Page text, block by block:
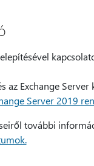
az Exchange
Server 2019
további